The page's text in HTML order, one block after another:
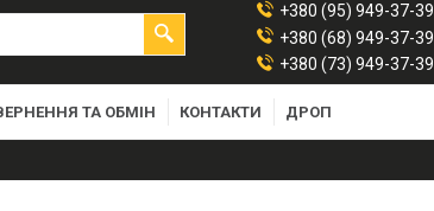
+380 (95) 949-37-39
+380 (68) 949-37-39
+380 (73) 949-37-39
ТА ОБМІН КОНТАКТИ ДРОП